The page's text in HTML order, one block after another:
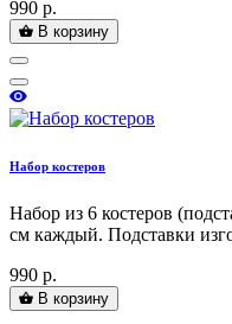
990 р.
В корзину
Набор костеров
Набор из 6 костеров
см каждый. Подставки
990 р.
В корзину